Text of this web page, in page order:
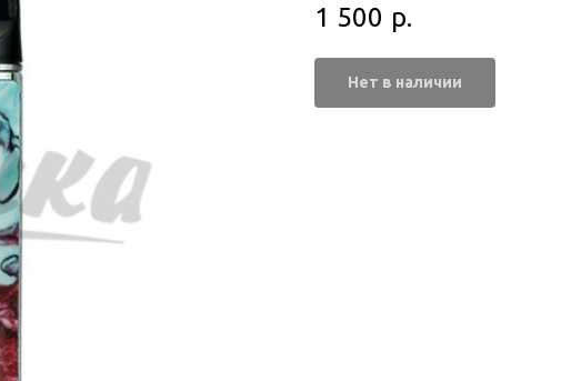
1 500 р.
Нет в наличии